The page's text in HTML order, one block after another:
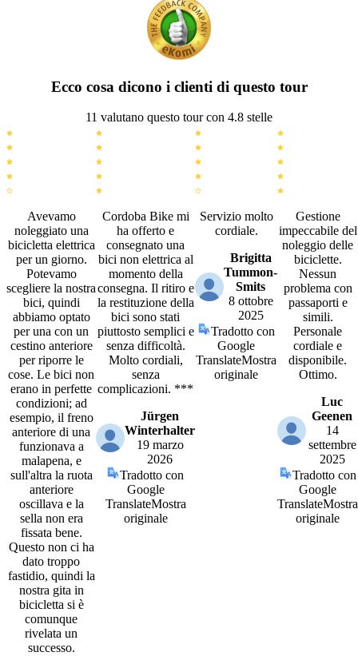
Ecco cosa dicono i clienti di questo tour
11 valutano questo tour con 4.8 stelle
Avevamo
noleggiato una
bicicletta elettrica
per un giorno.
Potevamo
scegliere la nostra
bici, quindi
abbiamo optato
per una con un
cestino anteriore
per riporre le
cose. Le bici non
erano in perfette
condizioni; ad
esempio, il freno
anteriore di una
funzionava a
malapena, e
sull'altra la ruota
anteriore
oscillava e la
sella non era
fissata bene.
Questo non ci ha
dato troppo
fastidio, quindi la
nostra gita in
bicicletta si è
comunque
rivelata un
successo.
Cordoba Bike mi
ha offerto e
consegnato una
bici non elettrica al
momento della
consegna. Il ritiro e
la restituzione della
bici sono stati
piuttosto semplici e
senza difficoltà.
Molto cordiali,
senza
complicazioni. ***
Jürgen
Winterhalter
19 marzo
2026
Tradotto con
Google
TranslateMostra
originale
Servizio molto
cordiale.
Brigitta
Tummon-
Smits
8 ottobre
2025
Tradotto con
Google
TranslateMostra
originale
Gestione
impeccabile del
noleggio delle
biciclette.
Nessun
problema con
passaporti e
simili.
Personale
cordiale e
disponibile.
Ottimo.
Luc
Geenen
14
settembre
2025
Tradotto con
Google
TranslateMostra
originale